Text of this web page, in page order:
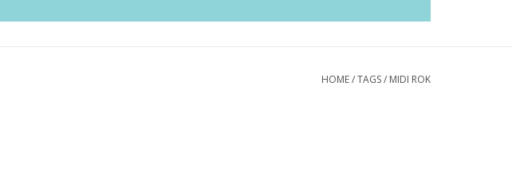
HOME/TAGS/ MIDI ROK